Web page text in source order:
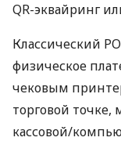
QR-эквайринг
Классический
физическое
чековым
торговой точке,
кассовой/